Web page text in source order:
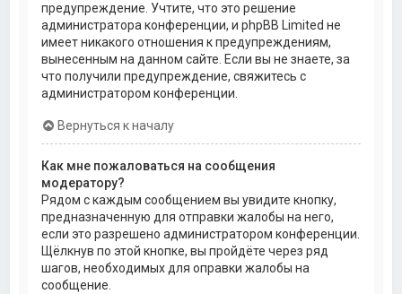
предупреждение. Учтите, что это решение
администратора конференции, и phpBB Limited не
имеет никакого отношения к предупреждениям,
вынесенным на данном сайте. Если вы не знаете, за
что получили предупреждение, свяжитесь с
администратором конференции.
Вернуться к началу
Как мне пожаловаться на сообщения
модератору?
Рядом с каждым сообщением вы увидите кнопку,
предназначенную для отправки жалобы на него,
если это разрешено администратором конференции.
Щёлкнув по этой кнопке, вы пройдёте через ряд
шагов, необходимых для оправки жалобы на
сообщение.